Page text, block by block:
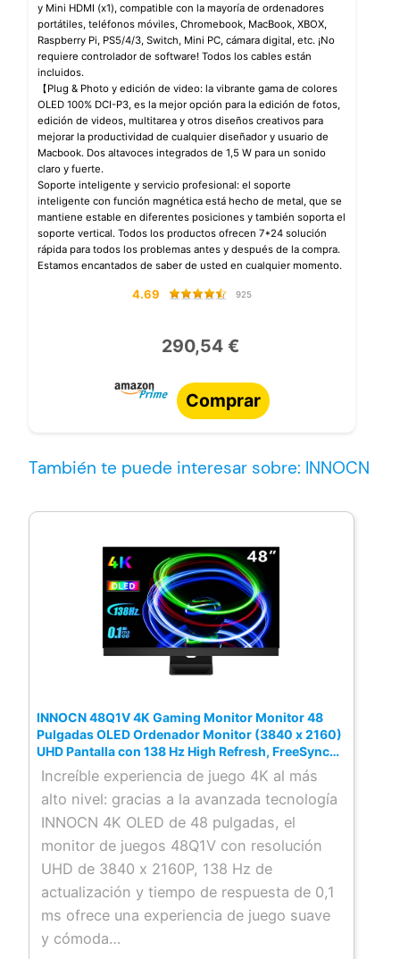
y Mini HDMI (x1), compatible con la mayoría de ordenadores
portátiles, teléfonos móviles, Chromebook, MacBook, XBOX,
Raspberry Pi, PS5/4/3, Switch, Mini PC, cámara digital, etc. ¡No
requiere controlador de software! Todos los cables están
incluidos.
【Plug & Photo y edición de video: la vibrante gama de colores
OLED 100% DCI-P3, es la mejor opción para la edición de fotos,
edición de videos, multitarea y otros diseños creativos para
mejorar la productividad de cualquier diseñador y usuario de
Macbook. Dos altavoces integrados de 1,5 W para un sonido
claro y fuerte.
Soporte inteligente y servicio profesional: el soporte
inteligente con función magnética está hecho de metal, que se
mantiene estable en diferentes posiciones y también soporta el
soporte vertical. Todos los productos ofrecen 7*24 solución
rápida para todos los problemas antes y después de la compra.
Estamos encantados de saber de usted en cualquier momento.
4.69 925
290,54 €
Comprar
También te puede interesar sobre: INNOCN
INNOCN 48Q1V 4K Gaming Monitor Monitor 48
Pulgadas OLED Ordenador Monitor (3840 x 2160)
UHD Pantalla con 138 Hz High Refresh, FreeSync
Premium Pro, 100% sRGB, 10 bits, Negro
Increíble experiencia de juego 4K al más
alto nivel: gracias a la avanzada tecnología
INNOCN 4K OLED de 48 pulgadas, el
monitor de juegos 48Q1V con resolución
UHD de 3840 x 2160P, 138 Hz de
actualización y tiempo de respuesta de 0,1
ms ofrece una experiencia de juego suave
y cómoda